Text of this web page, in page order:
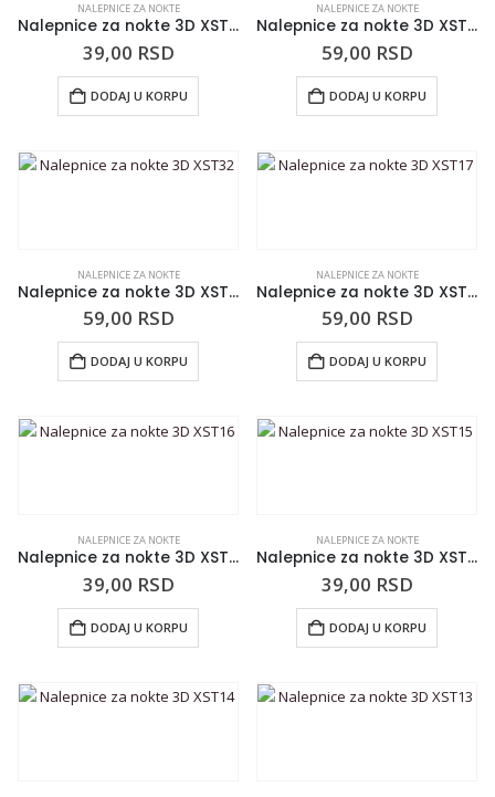
NALEPNICE ZA NOKTE
Nalepnice za nokte 3D XST38
39,00 RSD
DODAJ U KORPU
NALEPNICE ZA NOKTE
Nalepnice za nokte 3D XST33
59,00 RSD
DODAJ U KORPU
NALEPNICE ZA NOKTE
Nalepnice za nokte 3D XST32
59,00 RSD
DODAJ U KORPU
NALEPNICE ZA NOKTE
Nalepnice za nokte 3D XST17
59,00 RSD
DODAJ U KORPU
NALEPNICE ZA NOKTE
Nalepnice za nokte 3D XST16
39,00 RSD
DODAJ U KORPU
NALEPNICE ZA NOKTE
Nalepnice za nokte 3D XST15
39,00 RSD
DODAJ U KORPU